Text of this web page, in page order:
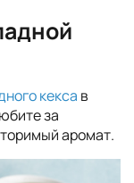
кекса в
за
аромат.